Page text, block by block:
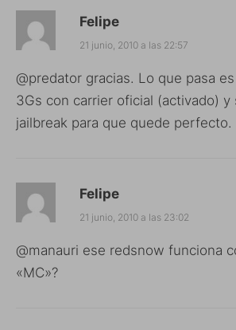
Felipe
21 junio, 2010 a las 22:57
@predator gracias. Lo que pasa
3Gs con carrier oficial (activado) y
jailbreak para que quede perfecto.
Felipe
21 junio, 2010 a las 23:02
@manauri ese redsnow funciona
«MC»?